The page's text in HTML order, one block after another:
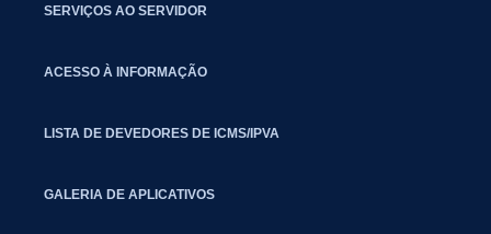
SERVIÇOS AO SERVIDOR
ACESSO À INFORMAÇÃO
LISTA DE DEVEDORES DE ICMS/IPVA
GALERIA DE APLICATIVOS